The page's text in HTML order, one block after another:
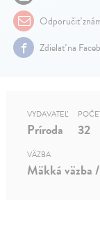
Odporučiť
Zdielať na
VYDAVATEĽ
Príroda 32
VÄZBA
Mäkká väzba